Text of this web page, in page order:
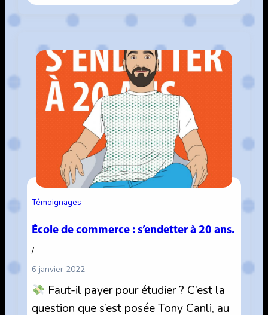
Réussir
bac.
Témoignages
École de commerce : s’endetter à 20 ans.
/
6 janvier 2022
Faut-il payer pour étudier ? C’est la
question que s’est posée Tony Canli, au